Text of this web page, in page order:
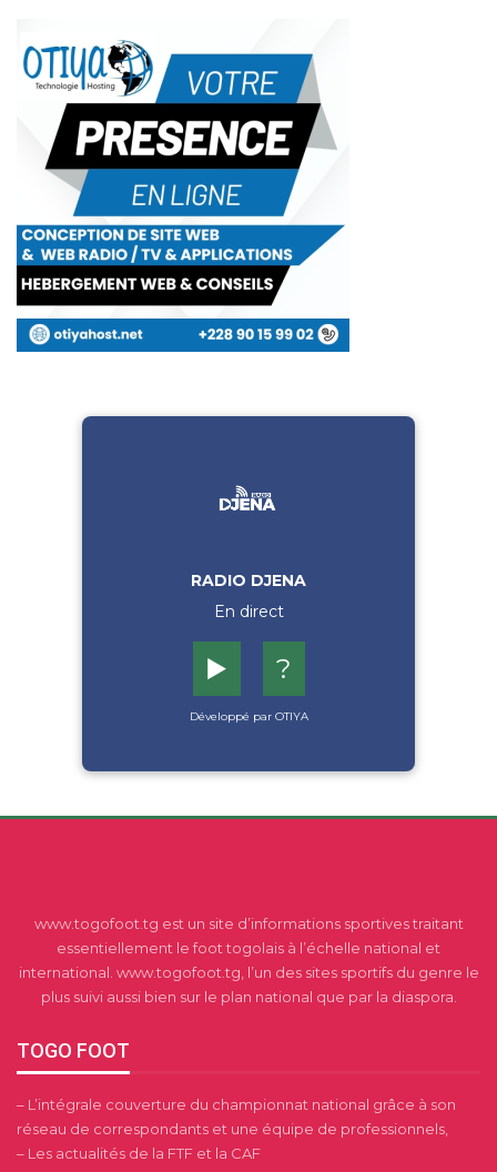
RADIO DJENA
En direct
▶️ ?
Développé par OTIYA
www.togofoot.tg est un site d’informations sportives traitant
essentiellement le foot togolais à l’échelle national et
international. www.togofoot.tg, l’un des sites sportifs du genre le
plus suivi aussi bien sur le plan national que par la diaspora.
TOGO FOOT
– L’intégrale couverture du championnat national grâce à son
réseau de correspondants et une équipe de professionnels,
– Les actualités de la FTF et la CAF